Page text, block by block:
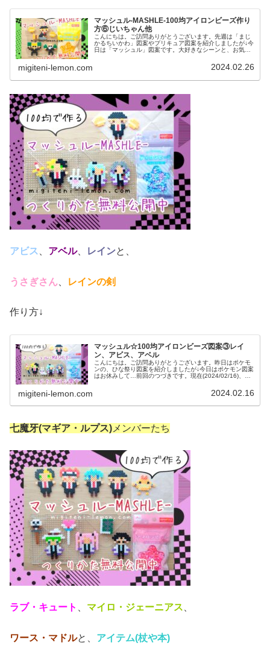
マッシュル-MASHLE-100均アイロンビーズ作り
方⑥じいちゃん他
こんにちは。ご訪問ありがとうございます。先週は「まじ
かるちいかわ」図案やプリキュア図案を紹介しましたが↓今
日は「マッシュル」図案です。大好きなシーンと、お気に
migiteni-lemon.com 2024.02.26
アビス アベル、 レインと、
うさぎさん レインの剣
作り方↓
マッシュル☆100均アイロンビーズ図案③レイ
ン、アビス、アベル
こんにちは。ご訪問ありがとうございます。昨日はポケモ
ンの、ひな祭り図案を紹介しましたが↓今日はポケモン図案
はお休みして…前回のつづきです。現在(2024/02/16)、ア
migiteni-lemon.com 2024.02.16
七魔牙(マギア・ルプス) メンバーたち
ラブ・キュート マイロ・ジェーニアス
ワース・マドルと、 アイテム(杖や本)